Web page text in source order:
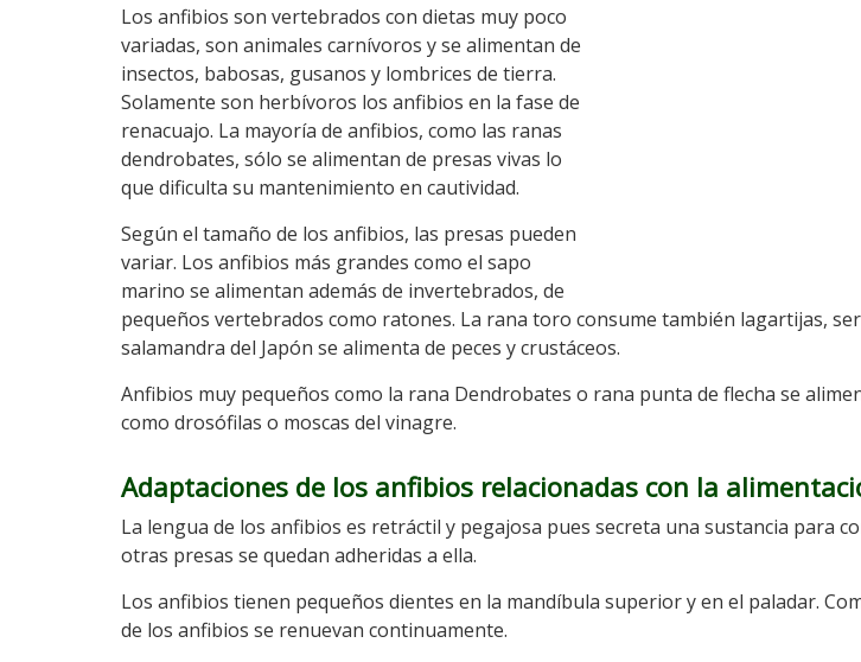
Los anfibios son vertebrados con dietas muy poco
variadas, son animales carnívoros y se alimentan de
insectos, babosas, gusanos y lombrices de tierra.
Solamente son herbívoros los anfibios en la fase de
renacuajo. La mayoría de anfibios, como las ranas
dendrobates, sólo se alimentan de presas vivas lo
que dificulta su mantenimiento en cautividad.
Según el tamaño de los anfibios, las presas pueden
variar. Los anfibios más grandes como el sapo
marino se alimentan además de invertebrados, de
pequeños vertebrados como ratones. La rana toro consume también lagartijas,
salamandra del Japón se alimenta de peces y crustáceos.
Anfibios muy pequeños como la rana Dendrobates o rana punta de flecha se
como drosófilas o moscas del vinagre.
Adaptaciones de los anfibios relacionadas con la
La lengua de los anfibios es retráctil y pegajosa pues secreta una sustancia para
otras presas se quedan adheridas a ella.
Los anfibios tienen pequeños dientes en la mandíbula superior y en el paladar.
de los anfibios se renuevan continuamente.